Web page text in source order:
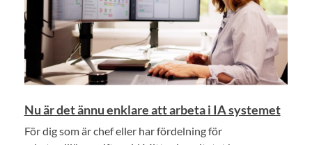
Nu är det ännu enklare att arbeta i IA systemet
För dig som är chef eller har fördelning för